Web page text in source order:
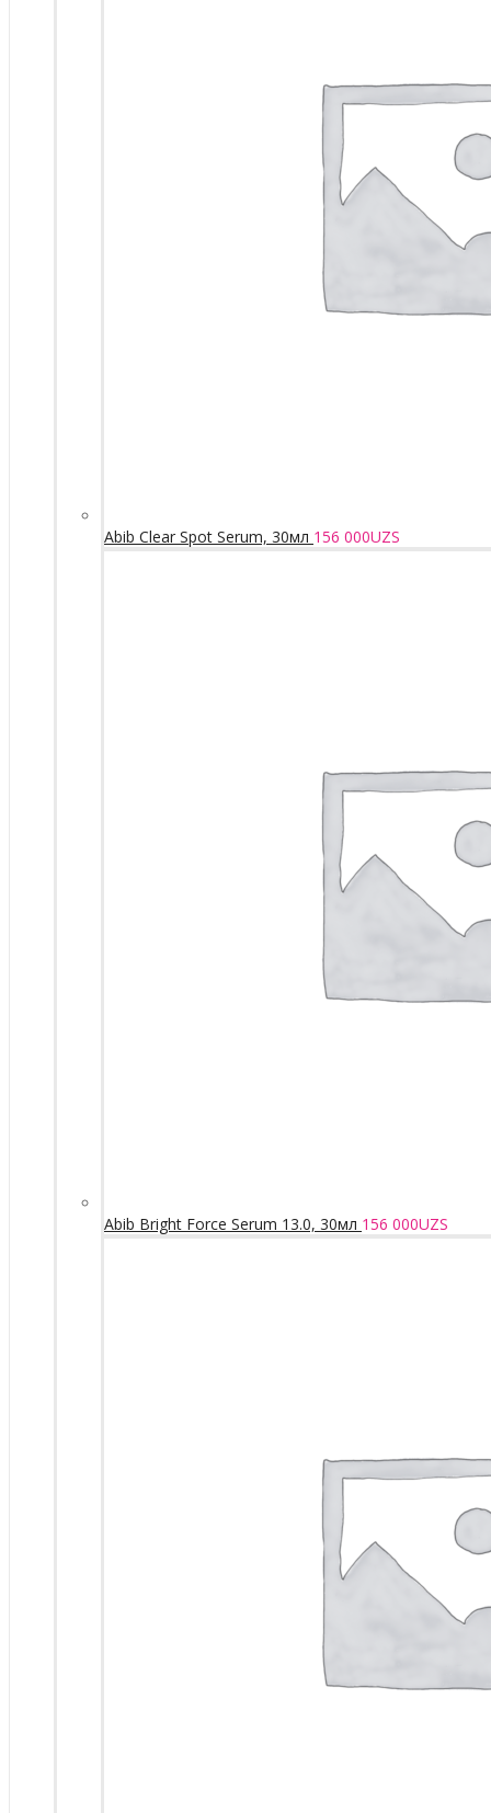
Abib Clear Spot Serum, 30мл 156 000UZS
Abib Bright Force Serum 13.0, 30мл 156 000UZS